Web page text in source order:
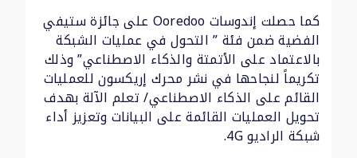
كما حصلت إندوسات Ooredoo على جائزة ستيفي
الفضية ضمن فئة ” التحول في عمليات الشبكة
بالاعتماد على الأتمتة والذكاء الاصطناعي” وذلك
تكريماً لنجاحها في نشر محرك إريكسون للعمليات
القائم على الذكاء الاصطناعي/ تعلم الآلة بهدف
تحويل العمليات القائمة على البيانات وتعزيز أداء
شبكة الراديو 4G.